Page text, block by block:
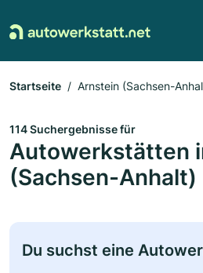
Startseite Arnstein (Sachsen-
114 Suchergebnisse für
Autowerkstätten
(Sachsen-Anhalt)
Du suchst eine